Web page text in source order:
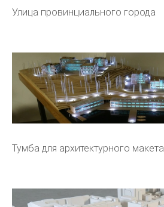
Улица провинциального города
Тумба для архитектурного макета